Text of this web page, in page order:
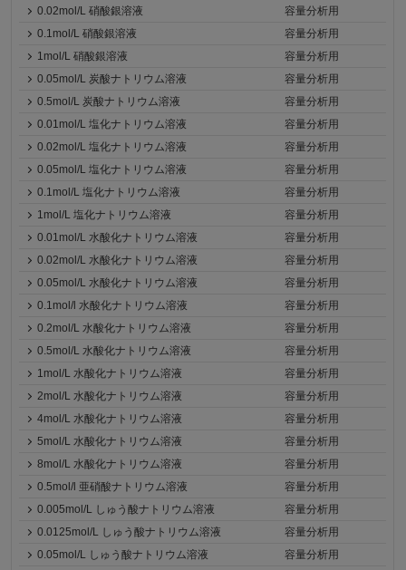
0.02mol/L 硝酸銀溶液
容量分析用
0.1mol/L 硝酸銀溶液
容量分析用
1mol/L 硝酸銀溶液
容量分析用
0.05mol/L 炭酸ナトリウム溶液
容量分析用
0.5mol/L 炭酸ナトリウム溶液
容量分析用
0.01mol/L 塩化ナトリウム溶液
容量分析用
0.02mol/L 塩化ナトリウム溶液
容量分析用
0.05mol/L 塩化ナトリウム溶液
容量分析用
0.1mol/L 塩化ナトリウム溶液
容量分析用
1mol/L 塩化ナトリウム溶液
容量分析用
0.01mol/L 水酸化ナトリウム溶液
容量分析用
0.02mol/L 水酸化ナトリウム溶液
容量分析用
0.05mol/L 水酸化ナトリウム溶液
容量分析用
0.1mol/l 水酸化ナトリウム溶液
容量分析用
0.2mol/L 水酸化ナトリウム溶液
容量分析用
0.5mol/L 水酸化ナトリウム溶液
容量分析用
1mol/L 水酸化ナトリウム溶液
容量分析用
2mol/L 水酸化ナトリウム溶液
容量分析用
4mol/L 水酸化ナトリウム溶液
容量分析用
5mol/L 水酸化ナトリウム溶液
容量分析用
8mol/L 水酸化ナトリウム溶液
容量分析用
0.5mol/l 亜硝酸ナトリウム溶液
容量分析用
0.005mol/L しゅう酸ナトリウム溶液
容量分析用
0.0125mol/L しゅう酸ナトリウム溶液
容量分析用
0.05mol/L しゅう酸ナトリウム溶液
容量分析用